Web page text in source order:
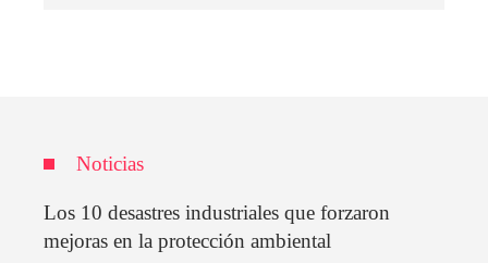
Noticias
Los 10 desastres industriales que forzaron
mejoras en la protección ambiental